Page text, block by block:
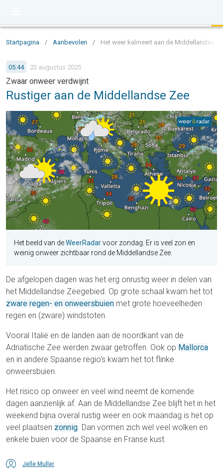
Startpagina / Aanbevolen / Het weer kalmeert aan de Middellandse
05:44 23 augustus 2025
Zwaar onweer verdwijnt
Rustiger aan de Middellandse Zee
Het beeld van deWeerRadarvoor zondag. Er is veel zon en
weinig onweer zichtbaar rond de Middellandse Zee.
De afgelopen dagen was het erg onrustig weer in delen van
het Middellandse Zeegebied. Op grote schaal kwam het tot
zware regen- en onweersbuien met grote hoeveelheden
regen en (zware) windstoten.
Vooral Italië en de landen aan de noordkant van de
Adriatische Zee werden zwaar getroffen. Ook op Mallorca
en in andere Spaanse regio's kwam het tot flinke
onweersbuien.
Het risico op onweer en veel wind neemt de komende
dagen aanzienlijk af. Aan de Middellandse Zee blijft het in het
weekend bijna overal rustig weer en ook maandag is het op
veel plaatsen zonnig. Dan vormen zich wel veel wolken en
enkele buien voor de Spaanse en Franse kust.
Jelle Muller